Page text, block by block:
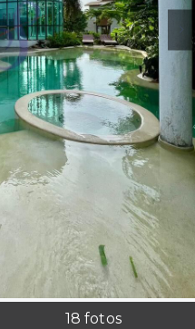
18 fotos